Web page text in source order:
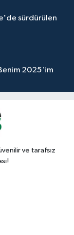
sürdürülen
2025'im
ve tarafsız